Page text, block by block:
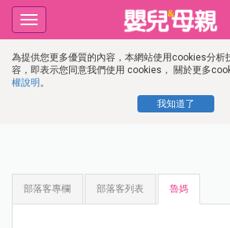
為提供您更多優質的內容，本網站使用cookies分析
容，即表示您同意我們使用 cookies， 關於更多
權說明 。
我知道了
Toggle
navigation
部落客專欄 部落客列表 魯媽